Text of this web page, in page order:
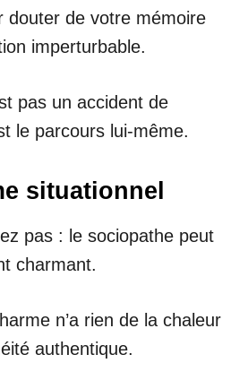
douter de votre mémoire
imperturbable.
pas un accident de
le parcours lui-même.
situationnel
pas : le sociopathe peut
charmant.
n’a rien de la chaleur
authentique.